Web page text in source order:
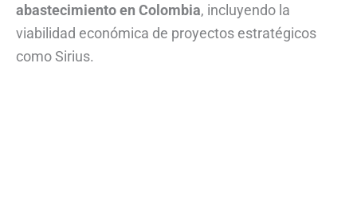
abastecimiento en Colombia, incluyendo la
viabilidad económica de proyectos estratégicos
como Sirius.